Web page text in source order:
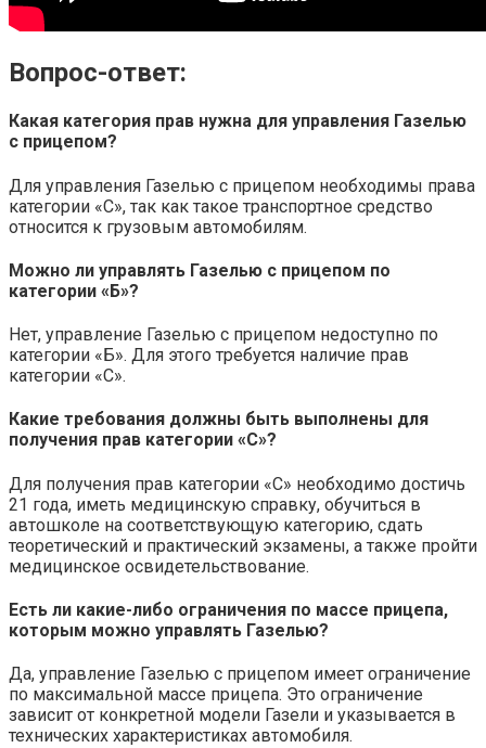
Вопрос-ответ:
Какая категория прав нужна для управления Газелью
с прицепом?
Для управления Газелью с прицепом необходимы права
категории «С», так как такое транспортное средство
относится к грузовым автомобилям.
Можно ли управлять Газелью с прицепом по
категории «Б»?
Нет, управление Газелью с прицепом недоступно по
категории «Б». Для этого требуется наличие прав
категории «С».
Какие требования должны быть выполнены для
получения прав категории «С»?
Для получения прав категории «С» необходимо достичь
21 года, иметь медицинскую справку, обучиться в
автошколе на соответствующую категорию, сдать
теоретический и практический экзамены, а также пройти
медицинское освидетельствование.
Есть ли какие-либо ограничения по массе прицепа,
которым можно управлять Газелью?
Да, управление Газелью с прицепом имеет ограничение
по максимальной массе прицепа. Это ограничение
зависит от конкретной модели Газели и указывается в
технических характеристиках автомобиля.